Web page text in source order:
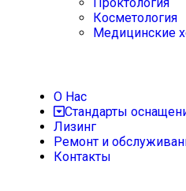
Косметология
Медицинские
О Нас
Стандарты
Лизинг
Ремонт и
Контакты